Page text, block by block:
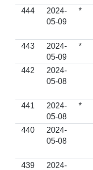
444
2024-
05-09
*
443
2024-
05-09
*
442
2024-
05-08
441
2024-
05-08
*
440
2024-
05-08
439
2024-